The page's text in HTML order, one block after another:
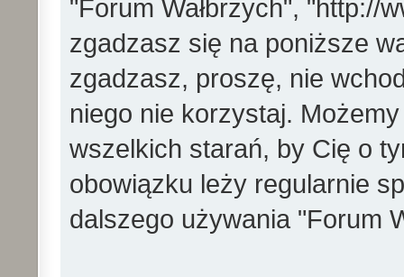
"Forum Wałbrzych", "http://
zgadzasz się na poniższe
zgadzasz, proszę, nie
niego nie korzystaj.
wszelkich starań, by Cię o
obowiązku leży regularnie
dalszego używania "Forum